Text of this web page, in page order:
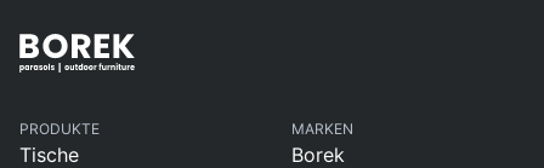
PRODUKTE
Tische
MARKEN
Borek